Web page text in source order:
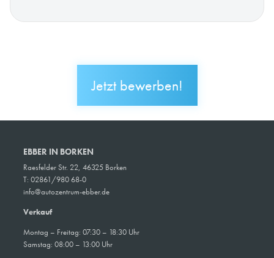
Jetzt bewerben!
EBBER IN BORKEN
Raesfelder Str. 22, 46325 Borken
T: 02861/980 68-0
info@autozentrum-ebber.de
Verkauf
Montag – Freitag: 07:30 – 18:30 Uhr
Samstag: 08:00 – 13:00 Uhr